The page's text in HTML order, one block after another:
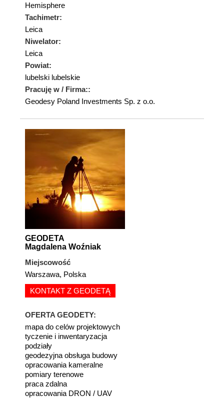
Hemisphere
Tachimetr:
Leica
Niwelator:
Leica
Powiat:
lubelski lubelskie
Pracuję w / Firma::
Geodesy Poland Investments Sp. z o.o.
GEODETA
Magdalena Woźniak
Miejscowość
Warszawa, Polska
KONTAKT Z GEODETĄ
OFERTA GEODETY:
mapa do celów projektowych
tyczenie i inwentaryzacja
podziały
geodezyjna obsługa budowy
opracowania kameralne
pomiary terenowe
praca zdalna
opracowania DRON / UAV